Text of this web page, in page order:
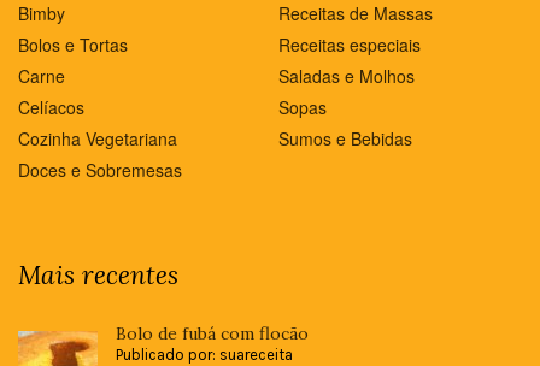
Bimby
Bolos e Tortas
Carne
Celíacos
Cozinha Vegetariana
Doces e Sobremesas
Receitas de Massas
Receitas especiais
Saladas e Molhos
Sopas
Sumos e Bebidas
Mais recentes
Bolo de fubá com flocão
Publicado por: suareceita